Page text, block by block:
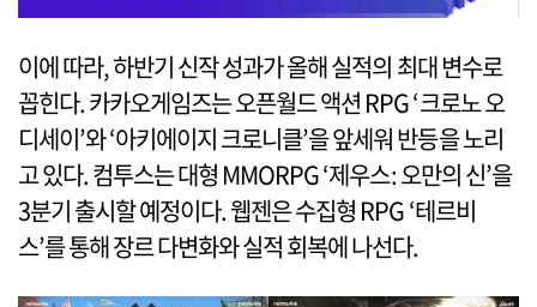
이에 따라, 하반기 신작 성과가 올해 실적의 최대 변수로
꼽힌다. 카카오게임즈는 오픈월드 액션 RPG ‘크로노 오
디세이’와 ‘아키에이지 크로니클’을 앞세워 반등을 노리
고 있다. 컴투스는 대형 MMORPG ‘제우스: 오만의 신’을
3분기 출시할 예정이다. 웹젠은 수집형 RPG ‘테르비
스’를 통해 장르 다변화와 실적 회복에 나선다.